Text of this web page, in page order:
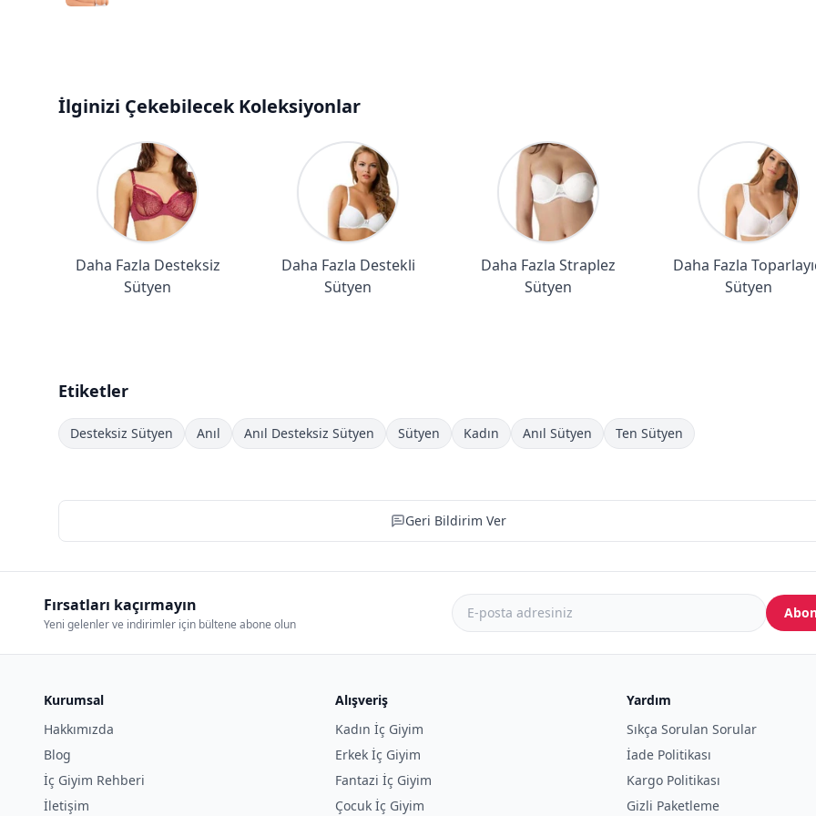
İlginizi Çekebilecek Koleksiyonlar
Daha Fazla Desteksiz
Sütyen
Daha Fazla Destekli
Sütyen
Daha Fazla Straplez
Sütyen
Daha Fazla
Sütyen
Etiketler
Desteksiz Sütyen Anıl Anıl Desteksiz Sütyen Sütyen Kadın Anıl Sütyen Ten Sütyen
Geri Bildirim Ver
Fırsatları kaçırmayın
Yeni gelenler ve indirimler için bültene abone olun
Kurumsal
Hakkımızda
Blog
İç Giyim Rehberi
İletişim
Alışveriş
Kadın İç Giyim
Erkek İç Giyim
Fantazi İç Giyim
Çocuk İç Giyim
Yardım
Sıkça Sorulan Sorular
İade Politikası
Kargo Politikası
Gizli Paketleme